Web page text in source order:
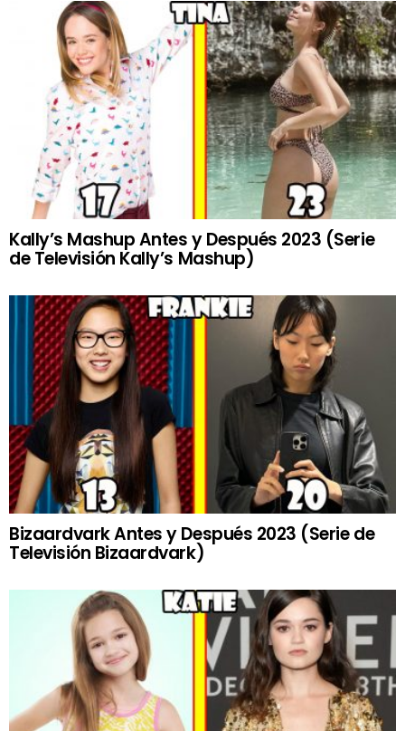
Kally’s Mashup Antes y Después 2023 (Serie
de Televisión Kally’s Mashup)
Bizaardvark Antes y Después 2023 (Serie de
Televisión Bizaardvark)